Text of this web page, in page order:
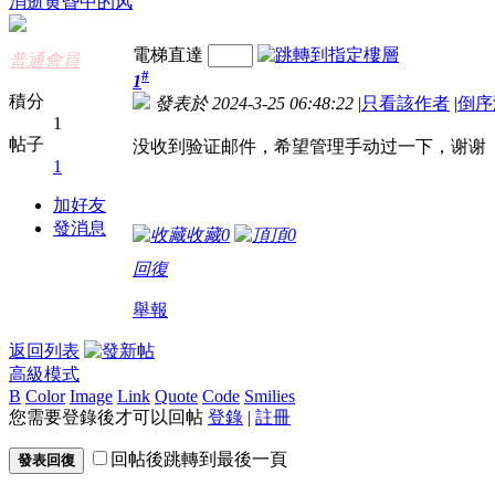
普通會員
積分
1
帖子
1
加好友
發消息
電梯直達
1#
發表於 2024-3-25 06:48:22 |只看該作者 |倒
没收到验证邮件，希望管理手动过一下，谢谢
收藏0 頂0
回復
舉報
返回列表
高級模式
B Color Image Link Quote Code Smilies
您需要登錄後才可以回帖 登錄 | 註冊
發表回復 回帖後跳轉到最後一頁